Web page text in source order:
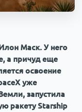
1000 мелочей
Маск. У него
а причуд еще
освоение
уже
запустила
ракету Starship